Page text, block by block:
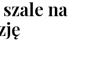
na